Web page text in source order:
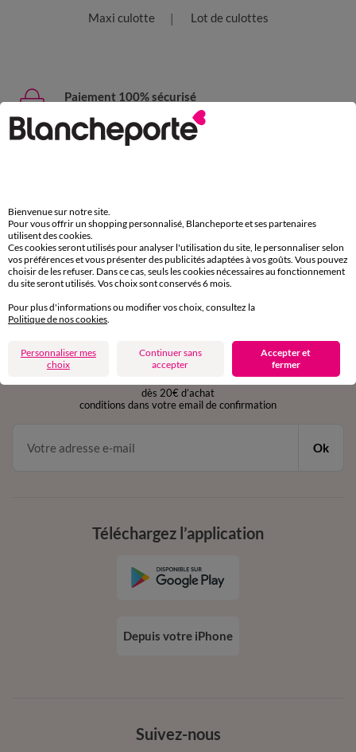
Maxi culotte Lot de culottes
Paiement 100% sécurisé
Payez plus tard ou en plusieurs fois
Retours gratuits
sous 30 jours avec Mondial Relay uniquement
Service clients
par chat et par téléphone
de 8h00 à 20h00 du lundi au samedi
11€ Offerts
en vous inscrivant à la newsletter
dès 20€ d’achat
conditions dans votre email de confirmation
Ok
Suivez-nous
Téléchargez l’application
Depuis votre iPhone
Bienvenue sur notre site.
Pour vous offrir un shopping personnalisé, Blancheporte et ses partenaires
utilisent des cookies.
Ces cookies seront utilisés pour analyser l'utilisation du site, le personnaliser selon
vos préférences et vous présenter des publicités adaptées à vos goûts. Vous pouvez
choisir de les refuser. Dans ce cas, seuls les cookies nécessaires au fonctionnement
du site seront utilisés. Vos choix sont conservés 6 mois.
Pour plus d'informations ou modifier vos choix, consultez la
Politique de nos cookies
Personnaliser mes
choix
Continuer sans
accepter
Accepter et
fermer